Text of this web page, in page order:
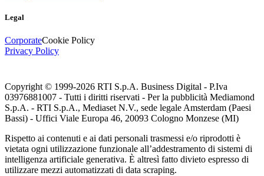
Legal
CorporateCookie Policy
Privacy Policy
Copyright © 1999-2026 RTI S.p.A. Business Digital - P.Iva
03976881007 - Tutti i diritti riservati - Per la pubblicità Mediamond
S.p.A. - RTI S.p.A., Mediaset N.V., sede legale Amsterdam (Paesi
Bassi) - Uffici Viale Europa 46, 20093 Cologno Monzese (MI)
Rispetto ai contenuti e ai dati personali trasmessi e/o riprodotti è
vietata ogni utilizzazione funzionale all’addestramento di sistemi di
intelligenza artificiale generativa. È altresì fatto divieto espresso di
utilizzare mezzi automatizzati di data scraping.